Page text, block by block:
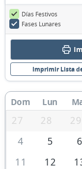
Días Festivos
Fases Lunares
Imprimir Lista
Dom Lun
27 28 29
4
5 6
11
12